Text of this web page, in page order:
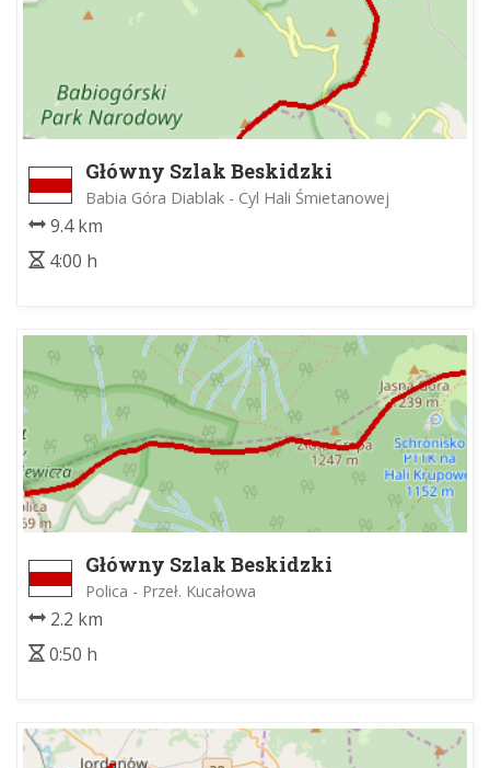
Główny Szlak Beskidzki
Babia Góra Diablak - Cyl Hali Śmietanowej
9.4 km
4:00 h
Główny Szlak Beskidzki
Polica - Przeł. Kucałowa
2.2 km
0:50 h